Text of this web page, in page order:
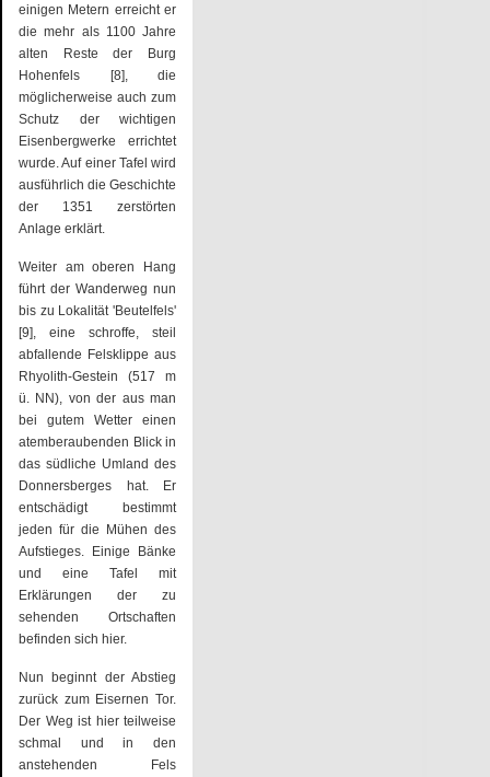
einigen Metern erreicht er
die mehr als 1100 Jahre
alten Reste der Burg
Hohenfels [8], die
möglicherweise auch zum
Schutz der wichtigen
Eisenbergwerke errichtet
wurde. Auf einer Tafel wird
ausführlich die Geschichte
der 1351 zerstörten
Anlage erklärt.
Weiter am oberen Hang
führt der Wanderweg nun
bis zu Lokalität 'Beutelfels'
[9], eine schroffe, steil
abfallende Felsklippe aus
Rhyolith-Gestein (517 m
ü. NN), von der aus man
bei gutem Wetter einen
atemberaubenden Blick in
das südliche Umland des
Donnersberges hat. Er
entschädigt bestimmt
jeden für die Mühen des
Aufstieges. Einige Bänke
und eine Tafel mit
Erklärungen der zu
sehenden Ortschaften
befinden sich hier.
Nun beginnt der Abstieg
zurück zum Eisernen Tor.
Der Weg ist hier teilweise
schmal und in den
anstehenden Fels